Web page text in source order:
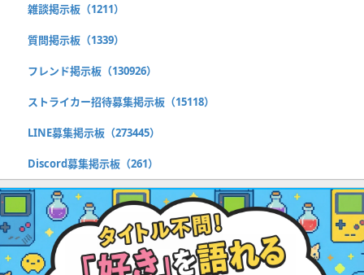
雑談掲示板（1211）
質問掲示板（1339）
フレンド掲示板（130926）
ストライカー招待募集掲示板（15118）
LINE募集掲示板（273445）
Discord募集掲示板（261）